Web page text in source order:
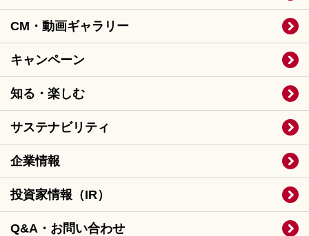
CM・動画ギャラリー
キャンペーン
知る・楽しむ
サステナビリティ
企業情報
投資家情報（IR）
Q&A・お問い合わせ